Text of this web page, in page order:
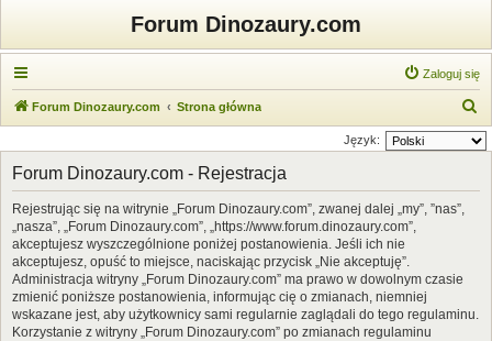
Forum Dinozaury.com
Zaloguj się
Forum Dinozaury.com Strona główna
z
Język:
Forum Dinozaury.com - Rejestracja
Rejestrując się na witrynie „Forum Dinozaury.com”, zwanej dalej „my”, ”nas”,
„nasza”, „Forum Dinozaury.com”, „https://www.forum.dinozaury.com”,
akceptujesz wyszczególnione poniżej postanowienia. Jeśli ich nie
akceptujesz, opuść to miejsce, naciskając przycisk „Nie akceptuję”.
Administracja witryny „Forum Dinozaury.com” ma prawo w dowolnym czasie
zmienić poniższe postanowienia, informując cię o zmianach, niemniej
wskazane jest, aby użytkownicy sami regularnie zaglądali do tego regulaminu.
Korzystanie z witryny „Forum Dinozaury.com” po zmianach regulaminu